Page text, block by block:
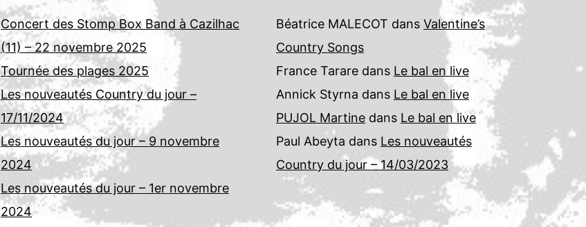
Concert des Stomp Box Band à Cazilhac
(11) – 22 novembre 2025
Tournée des plages 2025
Les nouveautés Country du jour –
17/11/2024
Les nouveautés du jour – 9 novembre
2024
Les nouveautés du jour – 1er novembre
2024
Béatrice MALECOT dans Valentine’s
Country Songs
France Tarare dans Le bal en live
Annick Styrna dans Le bal en live
PUJOL Martine dans Le bal en live
Paul Abeyta dans Les nouveautés
Country du jour – 14/03/2023